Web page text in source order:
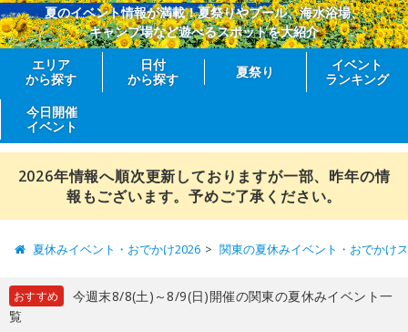
夏のイベント情報が満載！夏祭りやプール、海水浴場、
キャンプ場など遊べるスポットを大紹介
エリア
から探す
日付
から探す
夏祭り
イベント
ランキング
今日開催
イベント
2026年情報へ順次更新しておりますが一部、昨年の情
報もございます。予めご了承ください。
夏休みイベント・おでかけ2026 関東の夏休みイベント・おでかけ
おすすめ
今週末8/8(土)～8/9(日)開催の関東の夏休みイベント一
覧